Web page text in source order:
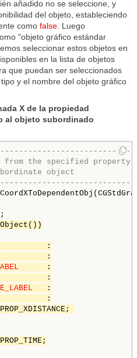
añadido no se seleccione, y
del objeto, estableciendo
como false . Luego
"objeto gráfico estándar
seleccionar estos objetos en
en la lista de objetos
que puedan ser seleccionados
y el nombre del objeto gráfico
X de la propiedad
al objeto subordinado
the specified property
object
;
:
: